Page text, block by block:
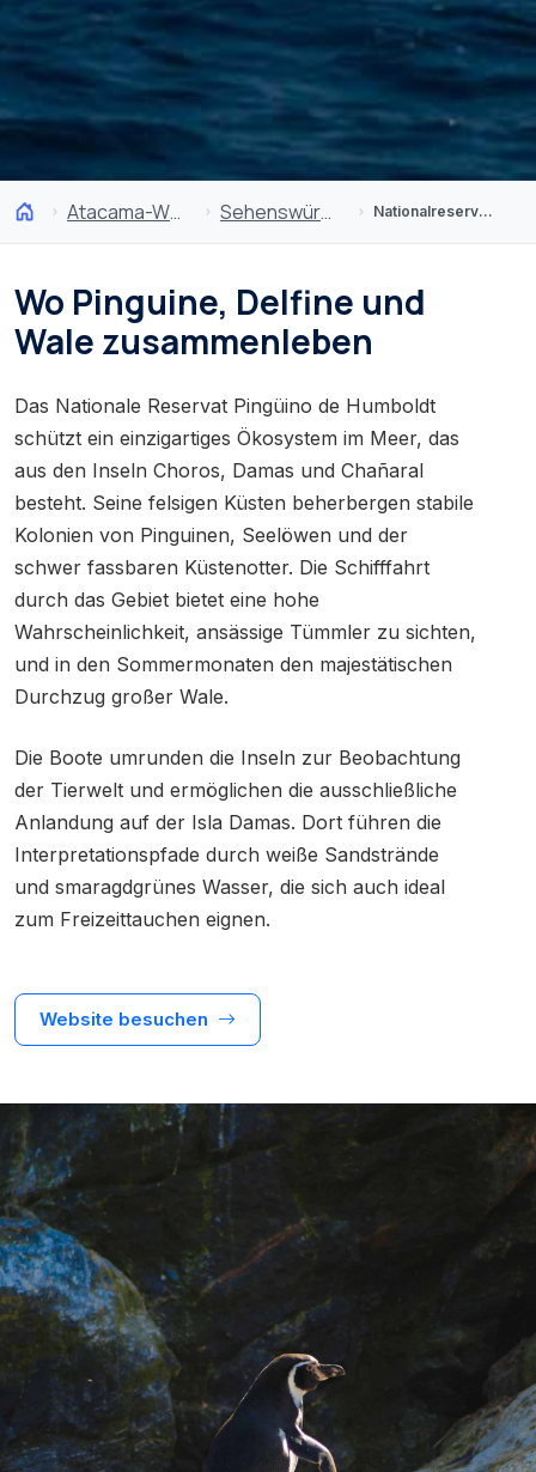
Atacama-Wüste und Altiplano Sehenswürdigkeiten Nationalreservat Pinguin von Humboldt
Wo Pinguine, Delfine und
Wale zusammenleben
Das Nationale Reservat Pingüino de Humboldt
schützt ein einzigartiges Ökosystem im Meer, das
aus den Inseln Choros, Damas und Chañaral
besteht. Seine felsigen Küsten beherbergen stabile
Kolonien von Pinguinen, Seelöwen und der
schwer fassbaren Küstenotter. Die Schifffahrt
durch das Gebiet bietet eine hohe
Wahrscheinlichkeit, ansässige Tümmler zu sichten,
und in den Sommermonaten den majestätischen
Durchzug großer Wale.
Die Boote umrunden die Inseln zur Beobachtung
der Tierwelt und ermöglichen die ausschließliche
Anlandung auf der Isla Damas. Dort führen die
Interpretationspfade durch weiße Sandstrände
und smaragdgrünes Wasser, die sich auch ideal
zum Freizeittauchen eignen.
Website besuchen